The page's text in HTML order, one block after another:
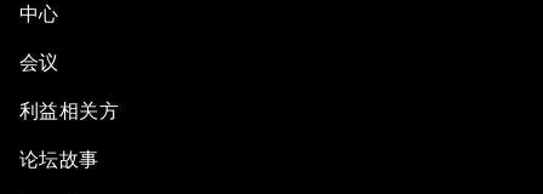
中心
会议
利益相关方
论坛故事